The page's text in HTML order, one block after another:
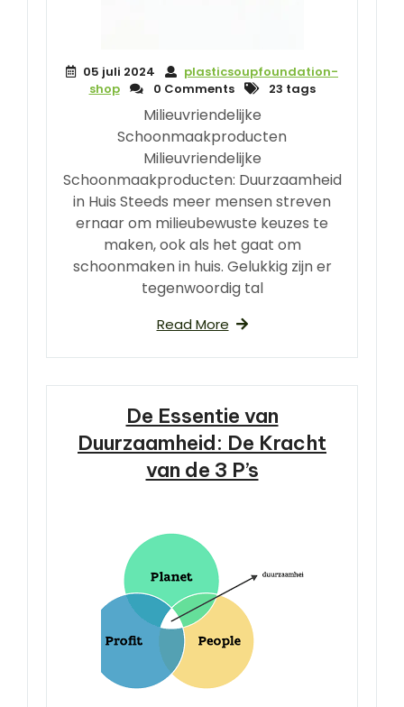
05 juli 2024
plasticsoupfoundation-
shop
0 Comments 23 tags
Milieuvriendelijke
Schoonmaakproducten
Milieuvriendelijke
Schoonmaakproducten: Duurzaamheid
in Huis Steeds meer mensen streven
ernaar om milieubewuste keuzes te
maken, ook als het gaat om
schoonmaken in huis. Gelukkig zijn er
tegenwoordig tal
Read More
De Essentie van
Duurzaamheid: De Kracht
van de 3 P’s